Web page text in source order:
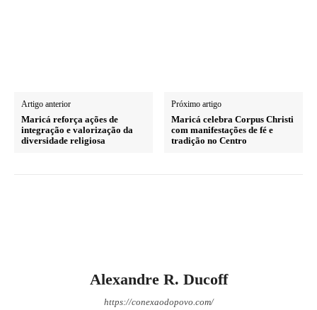
Artigo anterior
Maricá reforça ações de
integração e valorização da
diversidade religiosa
Próximo artigo
Maricá celebra Corpus Christi
com manifestações de fé e
tradição no Centro
Alexandre R. Ducoff
https://conexaodopovo.com/